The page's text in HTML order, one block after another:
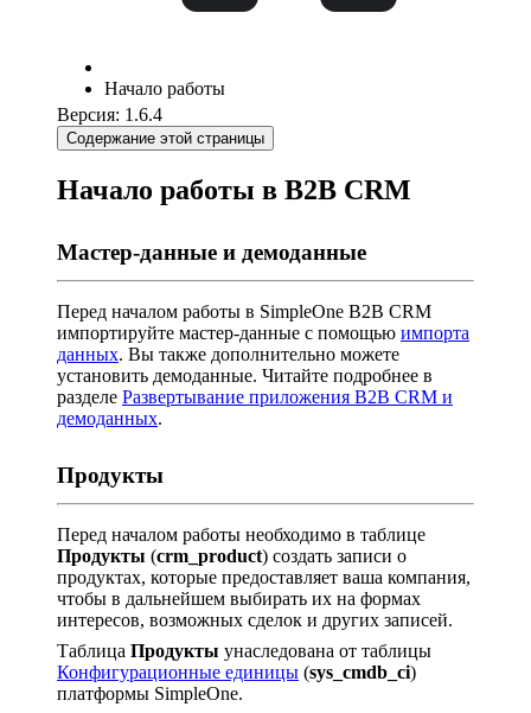
Начало работы
Версия: 1.6.4
Содержание этой страницы
Начало работы в B2B CRM
Мастер-данные и демоданные
Перед началом работы в SimpleOne B2B CRM
импортируйте мастер-данные с помощью импорта
данных. Вы также дополнительно можете
установить демоданные. Читайте подробнее в
разделе Развертывание приложения B2B CRM и
демоданных.
Продукты
Перед началом работы необходимо в таблице
Продукты (crm_product) создать записи о
продуктах, которые предоставляет ваша компания,
чтобы в дальнейшем выбирать их на формах
интересов, возможных сделок и других записей.
Таблица Продукты унаследована от таблицы
Конфигурационные единицы (sys_cmdb_ci)
платформы SimpleOne.